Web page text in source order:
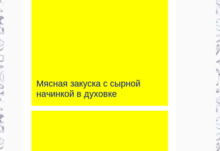
Мясная закуска с сырной
начинкой в духовке